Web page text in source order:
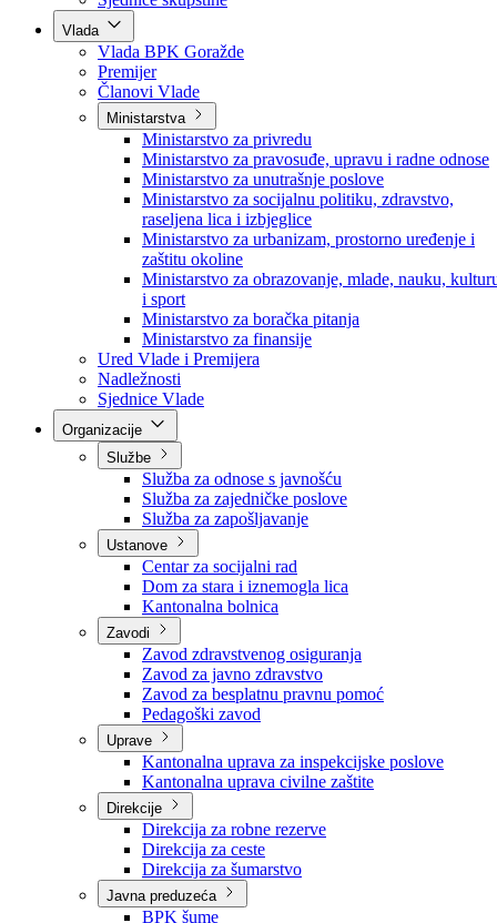
Stručna služba skupštine
Nadležnosti
Sjednice skupštine
Vlada
Vlada BPK Goražde
Premijer
Članovi Vlade
Ministarstva
Ministarstvo za privredu
Ministarstvo za pravosuđe, upravu i radne odnose
Ministarstvo za unutrašnje poslove
Ministarstvo za socijalnu politiku, zdravstvo,
raseljena lica i izbjeglice
Ministarstvo za urbanizam, prostorno uređenje i
zaštitu okoline
Ministarstvo za obrazovanje, mlade, nauku,
i sport
Ministarstvo za boračka pitanja
Ministarstvo za finansije
Ured Vlade i Premijera
Nadležnosti
Sjednice Vlade
Službe
Služba za odnose s javnošću
Služba za zajedničke poslove
Služba za zapošljavanje
Ustanove
Centar za socijalni rad
Dom za stara i iznemogla lica
Kantonalna bolnica
Zavodi
Zavod zdravstvenog osiguranja
Zavod za javno zdravstvo
Zavod za besplatnu pravnu pomoć
Pedagoški zavod
Uprave
Kantonalna uprava za inspekcijske poslove
Kantonalna uprava civilne zaštite
Direkcije
Direkcija za robne rezerve
Direkcija za ceste